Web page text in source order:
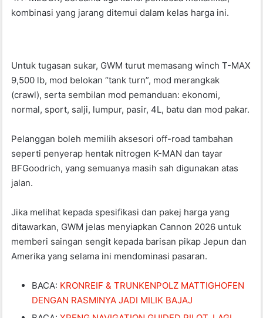
kombinasi yang jarang ditemui dalam kelas harga ini.
Untuk tugasan sukar, GWM turut memasang winch T-MAX
9,500 lb, mod belokan “tank turn”, mod merangkak
(crawl), serta sembilan mod pemanduan: ekonomi,
normal, sport, salji, lumpur, pasir, 4L, batu dan mod pakar.
Pelanggan boleh memilih aksesori off-road tambahan
seperti penyerap hentak nitrogen K-MAN dan tayar
BFGoodrich, yang semuanya masih sah digunakan atas
jalan.
Jika melihat kepada spesifikasi dan pakej harga yang
ditawarkan, GWM jelas menyiapkan Cannon 2026 untuk
memberi saingan sengit kepada barisan pikap Jepun dan
Amerika yang selama ini mendominasi pasaran.
BACA: KRONREIF & TRUNKENPOLZ MATTIGHOFEN
DENGAN RASMINYA JADI MILIK BAJAJ